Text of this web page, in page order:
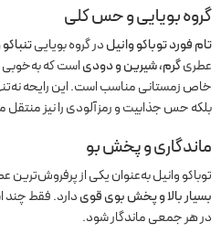
گروه بویایی و حس کلی
تام فورد توباکو وانیلدر گروه بویایی
عطریگرم، شیرین و دودیاست که
خاص زمستانی مناسب است. این رایحه
بلکه حس جذابیت و رمزآلودی را نیز منتقل
ماندگاری و پخش بو
توباکو وانیل به‌عنوان یکی از
بسیار بالا و پخش بوی قویدارد. فقط چند
در هر جمعی ماندگار شود.